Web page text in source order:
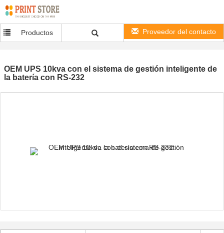
Productos Proveedor del contacto
OEM UPS 10kva con el sistema de gestión inteligente de
la batería con RS-232